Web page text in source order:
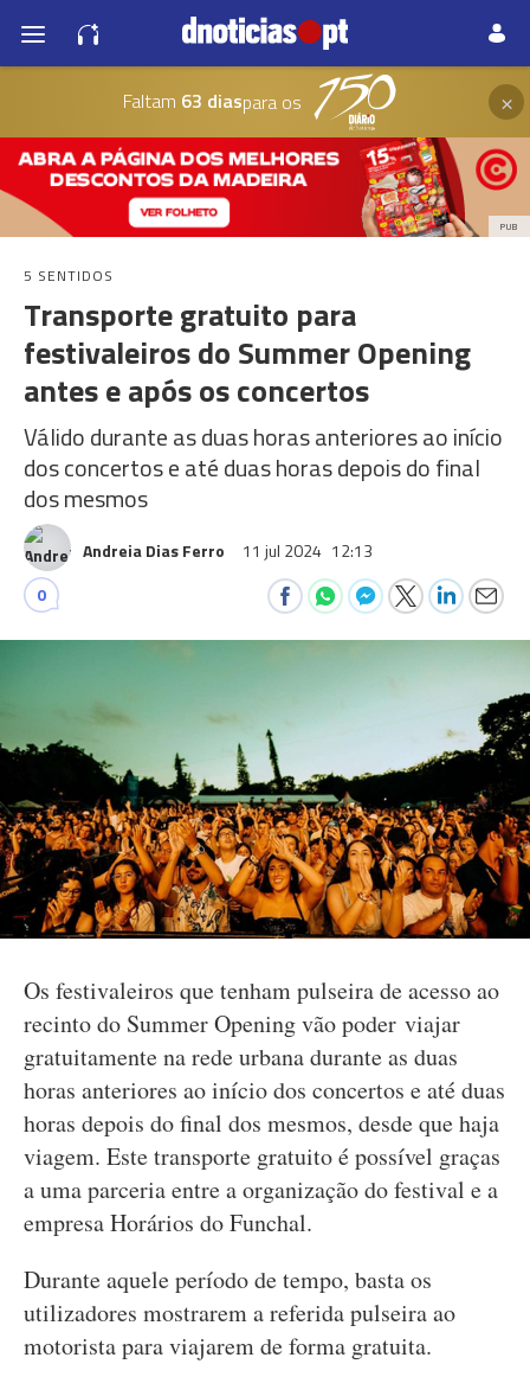
Faltam 63 diaspara os ×
PUB
5 SENTIDOS
Transporte gratuito para
festivaleiros do Summer Opening
antes e após os concertos
Válido durante as duas horas anteriores ao início
dos concertos e até duas horas depois do final
dos mesmos
Andreia Dias Ferro 11 jul 2024 12:13
0
Os festivaleiros que tenham pulseira de acesso ao
recinto do Summer Opening vão poder viajar
gratuitamente na rede urbana durante as duas
horas anteriores ao início dos concertos e até duas
horas depois do final dos mesmos, desde que haja
viagem. Este transporte gratuito é possível graças
a uma parceria entre a organização do festival e a
empresa Horários do Funchal.
Durante aquele período de tempo, basta os
utilizadores mostrarem a referida pulseira ao
motorista para viajarem de forma gratuita.